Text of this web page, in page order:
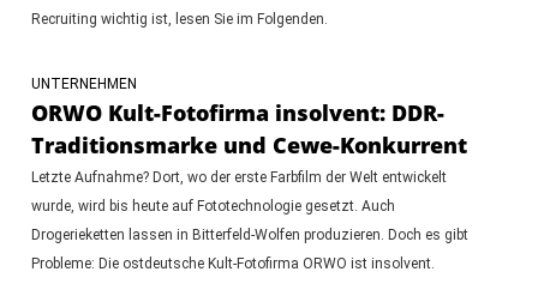
Recruiting wichtig ist, lesen Sie im Folgenden.
UNTERNEHMEN
ORWO Kult-Fotofirma insolvent: DDR-
Traditionsmarke und Cewe-Konkurrent
Letzte Aufnahme? Dort, wo der erste Farbfilm der Welt entwickelt
wurde, wird bis heute auf Fototechnologie gesetzt. Auch
Drogerieketten lassen in Bitterfeld-Wolfen produzieren. Doch es gibt
Probleme: Die ostdeutsche Kult-Fotofirma ORWO ist insolvent.